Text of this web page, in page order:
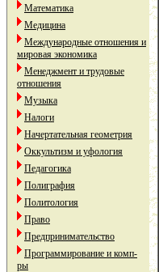
Математика
Медицина
Международные отношения и
мировая экономика
Менеджмент и трудовые
отношения
Музыка
Налоги
Начертательная геометрия
Оккультизм и уфология
Педагогика
Полиграфия
Политология
Право
Предпринимательство
Программирование и комп-
ры